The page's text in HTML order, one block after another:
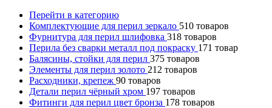
Перейти в категорию
Комплектующие для перил зеркало 510 товаров
Фурнитура для перил шлифовка 318 товаров
Перила без сварки металл под покраску 171 товар
Балясины, стойки для перил 375 товаров
Элементы для перил золото 212 товаров
Расходники, крепеж 90 товаров
Детали перил чёрный хром 197 товаров
Фитинги для перил цвет бронза 178 товаров